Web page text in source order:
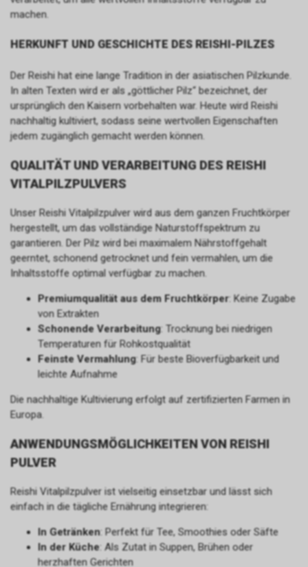
machen.
HERKUNFT UND GESCHICHTE DES REISHI-PILZES
Der Reishi hat eine lange Tradition in der asiatischen Pilzkunde.
In alten Texten wird er als „göttlicher Pilz“ bezeichnet, der
ursprünglich den Kaisern vorbehalten war. Heute wird Reishi
nachhaltig kultiviert, sodass seine wertvollen Eigenschaften
jedem zugänglich gemacht werden können.
QUALITÄT UND VERARBEITUNG DES REISHI
VITALPILZPULVERS
Unser Reishi Vitalpilzpulver wird aus dem ganzen Fruchtkörper
hergestellt, um das vollständige Naturstoffspektrum zu
garantieren. Der Pilz wird bei maximalem Nährstoffgehalt
geerntet, schonend getrocknet und fein vermahlen, um die
Inhaltsstoffe optimal verfügbar zu machen.
Premiumqualität aus dem Fruchtkörper: Keine Zugabe
von Extrakten
Schonende Verarbeitung: Trocknung bei niedrigen
Temperaturen für Rohkostqualität
Feinste Vermahlung: Für beste Bioverfügbarkeit und
leichte Aufnahme
Die nachhaltige Kultivierung erfolgt auf zertifizierten Farmen in
Europa.
ANWENDUNGSMÖGLICHKEITEN VON REISHI
PULVER
Reishi Vitalpilzpulver ist vielseitig einsetzbar und lässt sich
einfach in die tägliche Ernährung integrieren:
In Getränken: Perfekt für Tee, Smoothies oder Säfte
In der Küche : Als Zutat in Suppen, Brühen oder
herzhaften Gerichten